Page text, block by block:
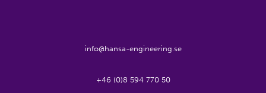
info@hansa-engineering.se
+46 (0)8 594 770 50